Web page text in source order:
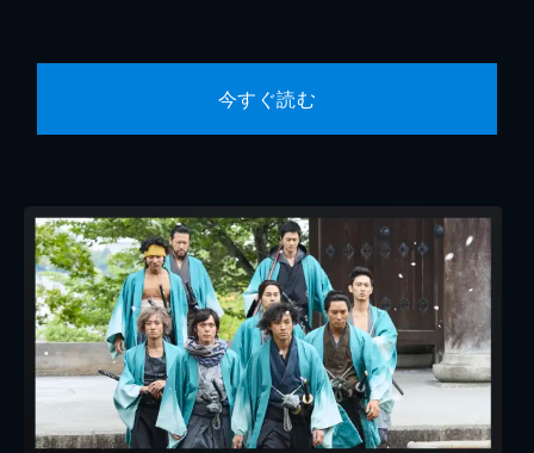
今すぐ読む